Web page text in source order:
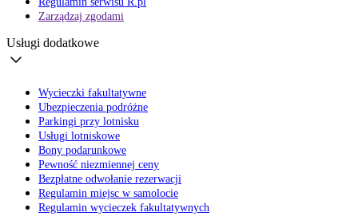
Zarządzaj zgodami
Usługi dodatkowe
Wycieczki fakultatywne
Ubezpieczenia podróżne
Parkingi przy lotnisku
Usługi lotniskowe
Bony podarunkowe
Pewność niezmiennej ceny
Bezpłatne odwołanie rezerwacji
Regulamin miejsc w samolocie
Regulamin wycieczek fakultatywnych